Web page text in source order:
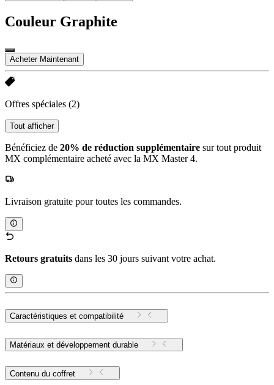
Couleur Graphite
Acheter Maintenant
Offres spéciales (2)
Tout afficher
Bénéficiez de 20% de réduction supplémentaire sur tout produit
MX complémentaire acheté avec la MX Master 4.
Livraison gratuite pour toutes les commandes.
Retours gratuits dans les 30 jours suivant votre achat.
Caractéristiques et compatibilité
Matériaux et développement durable
Contenu du coffret